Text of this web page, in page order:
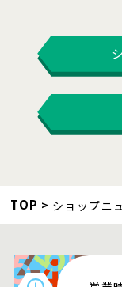
TOP ショップニ